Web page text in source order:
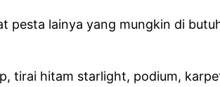
pesta lainya yang mungkin di
tirai hitam starlight, podium,